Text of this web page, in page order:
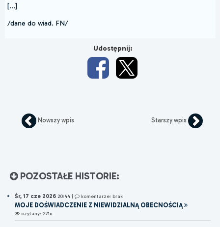
[...]
/dane do wiad. FN/
Udostępnij:
Nowszy wpis Starszy wpis
POZOSTAŁE HISTORIE:
Śr, 17 cze 2026 20:44 | komentarze: brak
MOJE DOŚWIADCZENIE Z NIEWIDZIALNĄ OBECNOŚCIĄ
czytany: 221x